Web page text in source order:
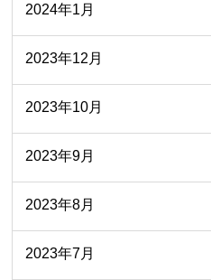
2024年1月
2023年12月
2023年10月
2023年9月
2023年8月
2023年7月